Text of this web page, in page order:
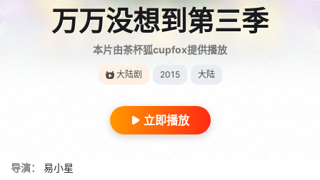
万万没想到第三季
本片由茶杯狐cupfox提供播放
大陆剧 2015 大陆
立即播放
导演：
易小星